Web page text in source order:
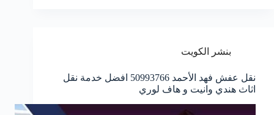
بنشر الكويت
نقل عفش فهد الأحمد 50993766 افضل خدمة نقل
اثاث هندي وانيت و هاف لوري